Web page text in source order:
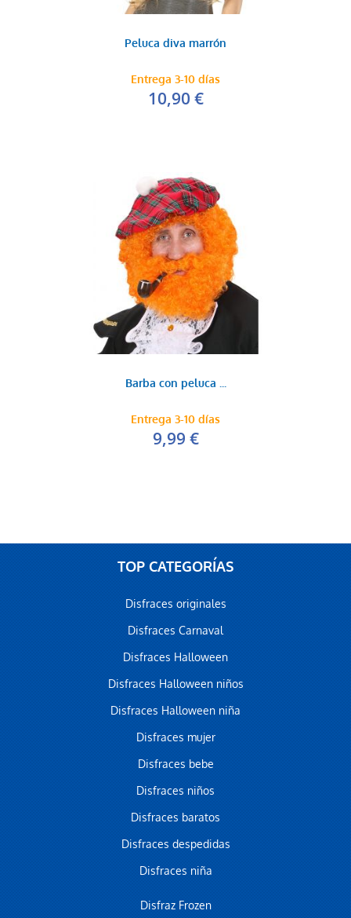
Peluca diva marrón
Entrega 3-10 días
10,90 €
Barba con peluca ...
Entrega 3-10 días
9,99 €
TOP CATEGORÍAS
Disfraces originales
Disfraces Carnaval
Disfraces Halloween
Disfraces Halloween niños
Disfraces Halloween niña
Disfraces mujer
Disfraces bebe
Disfraces niños
Disfraces baratos
Disfraces despedidas
Disfraces niña
Disfraz Frozen